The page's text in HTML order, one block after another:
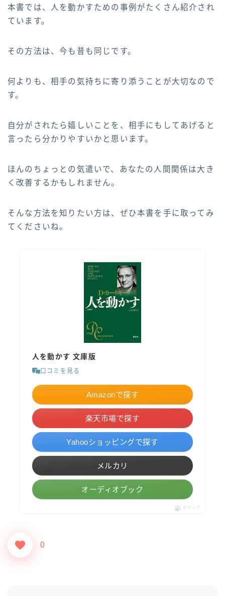
本書では、人を動かすための事例がたくさん紹介され
ています。
その方法は、今も昔も同じです。
何よりも、相手の気持ちに寄り添うことが大切なので
す。
自分がされたら嬉しいことを、相手にもしてあげると
言ったら分かりやすいかと思います。
ほんのちょっとの気遣いで、あなたの人間関係は大き
く改善するかもしれません。
そんな方法を知りたい方は、ぜひ本書を手に取ってみ
てくださいね。
人を動かす 文庫版
口コミを見る
Amazonで探す
楽天市場で探す
Yahooショッピングで探す
メルカリ
オーディオブック
ポチップ
0